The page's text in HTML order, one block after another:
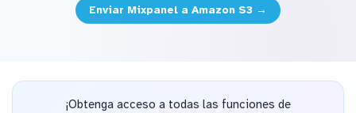
Enviar Mixpanel a Amazon S3 →
¡Obtenga acceso a todas las funciones de